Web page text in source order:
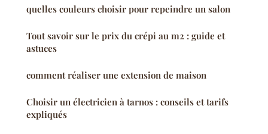
quelles couleurs choisir pour repeindre un salon
Tout savoir sur le prix du crépi au m2 : guide et
astuces
comment réaliser une extension de maison
Choisir un électricien à tarnos : conseils et tarifs
expliqués